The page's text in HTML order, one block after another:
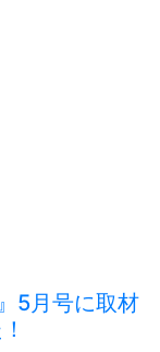
5月号に取材